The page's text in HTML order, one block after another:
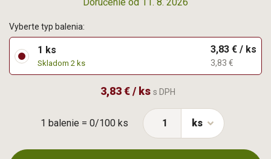
Doručenie od 11. 8. 2026
1 balenie = 0/100 ks
Vyberte typ balenia:
1 ks
Skladom 2 ks
3,83 € / ks
3,83 €
3,83 € / ks s DPH
ks